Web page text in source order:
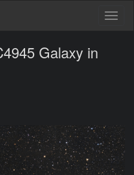
Galaxy in